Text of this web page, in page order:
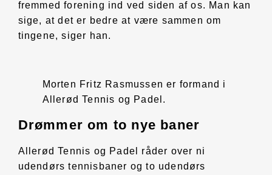
fremmed forening ind ved siden af os. Man kan
sige, at det er bedre at være sammen om
tingene, siger han.
Morten Fritz Rasmussen er formand i
Allerød Tennis og Padel.
Drømmer om to nye baner
Allerød Tennis og Padel råder over ni
udendørs tennisbaner og to udendørs